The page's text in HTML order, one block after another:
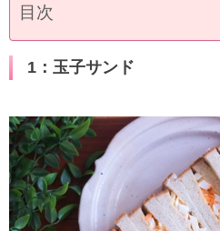
目次
1：玉子サンド